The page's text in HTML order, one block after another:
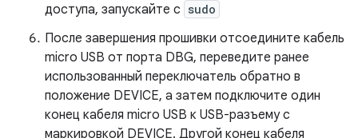
доступа, запускайте с sudo
После завершения прошивки отсоедините кабель
micro USB от порта DBG, переведите ранее
использованный переключатель обратно в
положение DEVICE, а затем подключите один
конец кабеля micro USB к USB-разъему с
маркировкой DEVICE. Другой конец кабеля